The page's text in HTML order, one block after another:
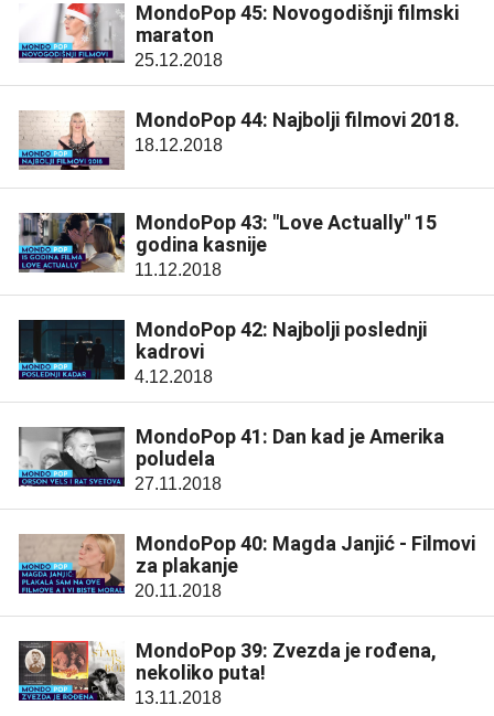
MondoPop 45: Novogodišnji filmski
maraton
25.12.2018
MondoPop 44: Najbolji filmovi 2018.
18.12.2018
MondoPop 43: "Love Actually" 15
godina kasnije
11.12.2018
MondoPop 42: Najbolji poslednji
kadrovi
4.12.2018
MondoPop 41: Dan kad je Amerika
poludela
27.11.2018
MondoPop 40: Magda Janjić - Filmovi
za plakanje
20.11.2018
MondoPop 39: Zvezda je rođena,
nekoliko puta!
13.11.2018